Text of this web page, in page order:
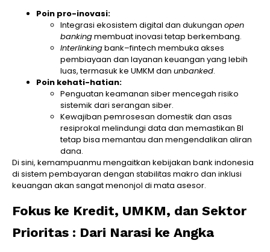
Poin pro-inovasi:
Integrasi ekosistem digital dan dukungan open
bankingmembuat inovasi tetap berkembang.
Interlinkingbank–fintech membuka akses
pembiayaan dan layanan keuangan yang lebih
luas, termasuk ke UMKM dan unbanked.
Poin kehati-hatian:
Penguatan keamanan siber mencegah risiko
sistemik dari serangan siber.
Kewajiban pemrosesan domestik dan asas
resiprokal melindungi data dan memastikan BI
tetap bisa memantau dan mengendalikan aliran
dana.
Di sini, kemampuanmu mengaitkan kebijakan bank indonesia
di sistem pembayaran dengan stabilitas makro dan inklusi
keuangan akan sangat menonjol di mata asesor.
Fokus ke Kredit, UMKM, dan Sektor
Prioritas : Dari Narasi ke Angka